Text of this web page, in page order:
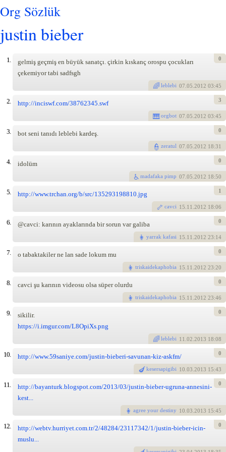
Org Sözlük
justin bieber
1.
gelmiş geçmiş en büyük sanatçı. çirkin kıskanç orospu çocukları
çekemiyor tabi sadfsgh
leblebi 07.05.2012 03:45
0
2. http://inciswf.com/38762345.swf
orgbot 07.05.2012 03:45
3
3. bot seni tanıdı leblebi kardeş.
zeratul 07.05.2012 18:31
0
4. idolüm
madafaka pimp 07.05.2012 18:50
0
5. http://www.trchan.org/b/src/135293198810.jpg
cavci 15.11.2012 18:06
1
6. @cavci: karının ayaklarında bir sorun var galiba
yarrak kafasi 15.11.2012 23:14
0
7. o tabaktakiler ne lan sade lokum mu
triskaidekaphobia 15.11.2012 23:20
0
8. cavci şu karının videosu olsa süper olurdu
triskaidekaphobia 15.11.2012 23:46
0
9.
sikilir.
https://i.imgur.com/L8OpiXs.png
leblebi 11.02.2013 18:08
0
10. http://www.59saniye.com/justin-bieberi-savunan-kiz-askfm/
kesersapigibi 10.03.2013 15:43
0
11.
http://bayanturk.blogspot.com/2013/03/justin-bieber-ugruna-annesini-
kest...
agree your destiny 10.03.2013 15:45
0
12.
http://webtv.hurriyet.com.tr/2/48284/23117342/1/justin-bieber-icin-
muslu...
0